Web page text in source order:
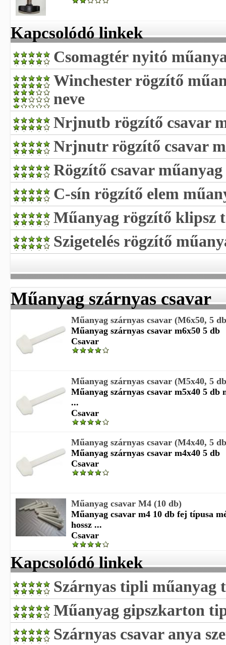
Kapcsolódó linkek
Csomagtér nyitó
Winchester rögzítő
neve
Nrjnutb rögzítő csavar
Nrjnutr rögzítő csavar
Rögzítő csavar műanyag
C-sín rögzítő elem
Műanyag rögzítő klipsz
Szigetelés rögzítő
Műanyag szárnyas csavar
Műanyag szárnyas csavar (M6x50, 5
Műanyag szárnyas csavar m6x50 5 db
Csavar
Műanyag szárnyas csavar (M5x40, 5
Műanyag szárnyas csavar m5x40 5 db
...
Csavar
Műanyag szárnyas csavar (M4x40, 5
Műanyag szárnyas csavar m4x40 5 db
Csavar
Műanyag csavar M4 (10 db)
Műanyag csavar m4 10 db fej típusa
hossz ...
Csavar
Kapcsolódó linkek
Szárnyas tipli
Műanyag gipszkarton
Szárnyas csavar anya